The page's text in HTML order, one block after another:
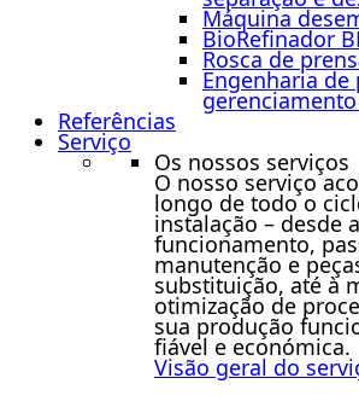
Máquina
BioRefinador
Rosca de
Engenharia de
Referências
Serviço
Os nossos serviços
O nosso serviço
longo de todo o
instalação – desde
funcionamento,
manutenção e
substituição, até à
otimização de
sua produção
fiável e económica.
Visão geral do